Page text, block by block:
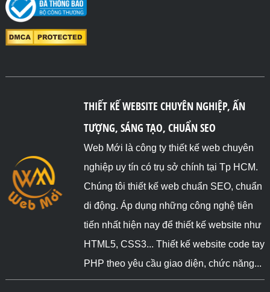
THIẾT KẾ WEBSITE CHUYÊN NGHIỆP, ẤN
TƯỢNG, SÁNG TẠO, CHUẨN SEO
Web Mới là công ty thiết kế web chuyên
nghiệp uy tín có trụ sở chính tại Tp HCM.
Chúng tôi thiết kế web chuẩn SEO, chuẩn
di động. Áp dụng những công nghệ tiên
tiến nhất hiện nay để thiết kế website như
HTML5, CSS3... Thiết kế website code tay
PHP theo yêu cầu giao diện, chức năng...